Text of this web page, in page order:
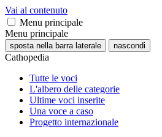
Vai al contenuto
Menu principale
Menu principale
sposta nella barra laterale nascondi
Cathopedia
Tutte le voci
L'albero delle categorie
Ultime voci inserite
Una voce a caso
Progetto internazionale